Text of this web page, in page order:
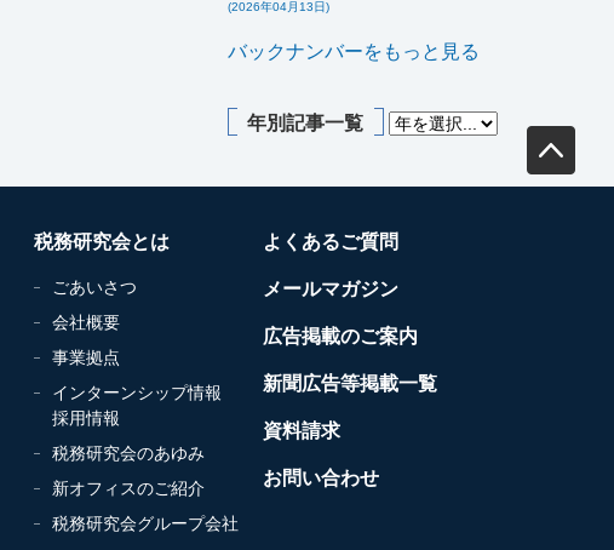
(2026年04月13日)
バックナンバーをもっと見る
年別記事一覧
税務研究会とは
ごあいさつ
会社概要
事業拠点
インターンシップ情報
採用情報
税務研究会のあゆみ
新オフィスのご紹介
税務研究会グループ会社
よくあるご質問
メールマガジン
広告掲載のご案内
新聞広告等掲載一覧
資料請求
お問い合わせ